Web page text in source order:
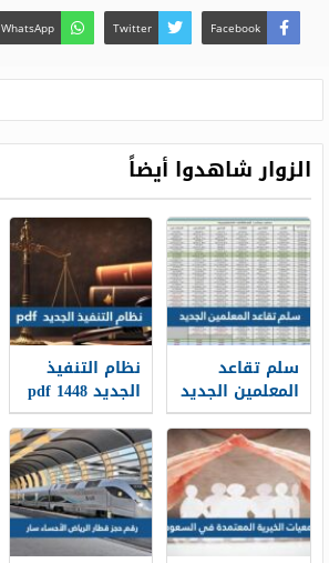
Facebook
Twitter
WhatsApp
الزوار شاهدوا أيضاً
سلم تقاعد
المعلمين الجديد
1448
نظام التنفيذ
الجديد 1448 pdf